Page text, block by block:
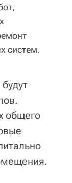
систем.
общего